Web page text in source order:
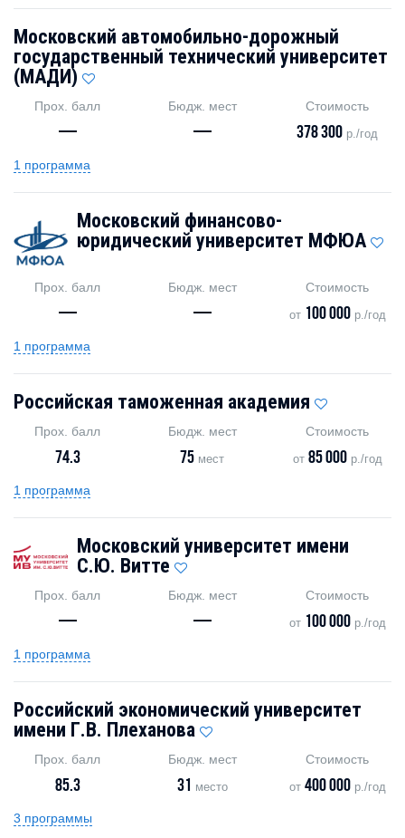
Московский автомобильно-дорожный
государственный технический университет
(МАДИ)
Прох. балл
—
Бюдж. мест
—
Стоимость
378 300 р./год
1 программа
Московский финансово-
юридический университет МФЮА
Прох. балл
—
Бюдж. мест
—
Стоимость
от 100 000р./год
1 программа
Российская таможенная академия
Прох. балл
74.3
Бюдж. мест
75 мест
Стоимость
от 85 000р./год
1 программа
Московский университет имени
С.Ю. Витте
Прох. балл
—
Бюдж. мест
—
Стоимость
от 100 000р./год
1 программа
Российский экономический университет
имени Г.В. Плеханова
Прох. балл
85.3
Бюдж. мест
31 место
Стоимость
от 400 000р./год
3 программы